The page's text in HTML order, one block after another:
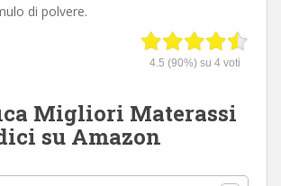
di polvere.
4.5 (90%) su 4voti
Migliori Materassi
su Amazon